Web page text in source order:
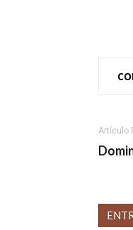
Artículo